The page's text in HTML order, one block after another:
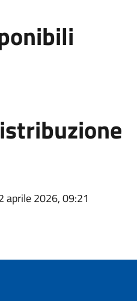
aprile 2026, 09:21